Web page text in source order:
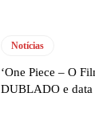
Notícias
‘One Piece – O
DUBLADO e data